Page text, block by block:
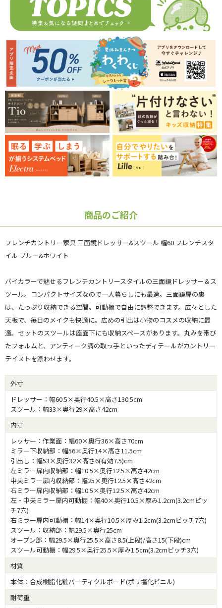
商品のご紹介
フレンチカントリー家具 三面鏡ドレッサー&スツール 幅60 フレンチスタ
イル ブルー&ホワイト
バイカラーで魅せるフレンチカントリースタイルの三面鏡ドレッサー＆ス
ツール。コンパクトサイズなので一人暮らしにも最適。三面鏡扉の裏
は、たっぷり収納できる空間。可動棚で自由に調整できます。広々とした
天板で、毎日のメイクも快適に。広めの引出は小物のコスメの収納に最
適。セットのスツールは座面下にも収納スペースがあります。丸みを帯び
たフォルムと、アンティーク調の取っ手といったディテールがカントリー
テイストを漂わせます。
外寸
ドレッサー：幅60.5×奥行40.5×高さ130.5cm
スツール：幅33×奥行29×高さ42cm
内寸
レッサー：作業面：幅60×奥行36×高さ70cm
ミラー下収納部：幅56×奥行14×高さ11.5cm
引出し：幅53×奥行32×高さ6(有効7.5)cm
左ミラー扉内収納部：幅10.5×奥行12.5×高さ42cm
中央ミラー扉内収納部：幅25×奥行12.5×高さ42cm
右ミラー扉内収納部：幅10.5×奥行12.5×高さ42cm
左・中央ミラー扉内可動棚：幅40×奥行10.5×厚み1.2cm(3.2cmピッ
チ7穴)
右ミラー扉内可動棚：幅14×奥行10.5×厚み1.2cm(3.2cmピッチ7穴)
スツール：収納部：幅29.5×奥行25cm
オープン部：幅29.5×奥行25.5×高さ8.5(上段)/高さ15(下段)cm
スツール可動棚：幅29.5×奥行25.5×厚み1.5cm(3.2cmピッチ3穴)
材質
本体：合成樹脂化粧パーティクルボード(ポリ塩化ビニル)
耐荷重